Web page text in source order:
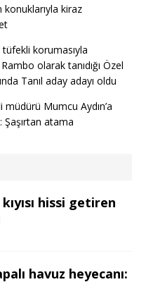
konuklarıyla kiraz
tüfekli korumasıyla
olarak tanıdığı Özel
Tanıl aday adayı oldu
müdürü Mumcu Aydın’a
atama
hissi getiren
havuz heyecanı: